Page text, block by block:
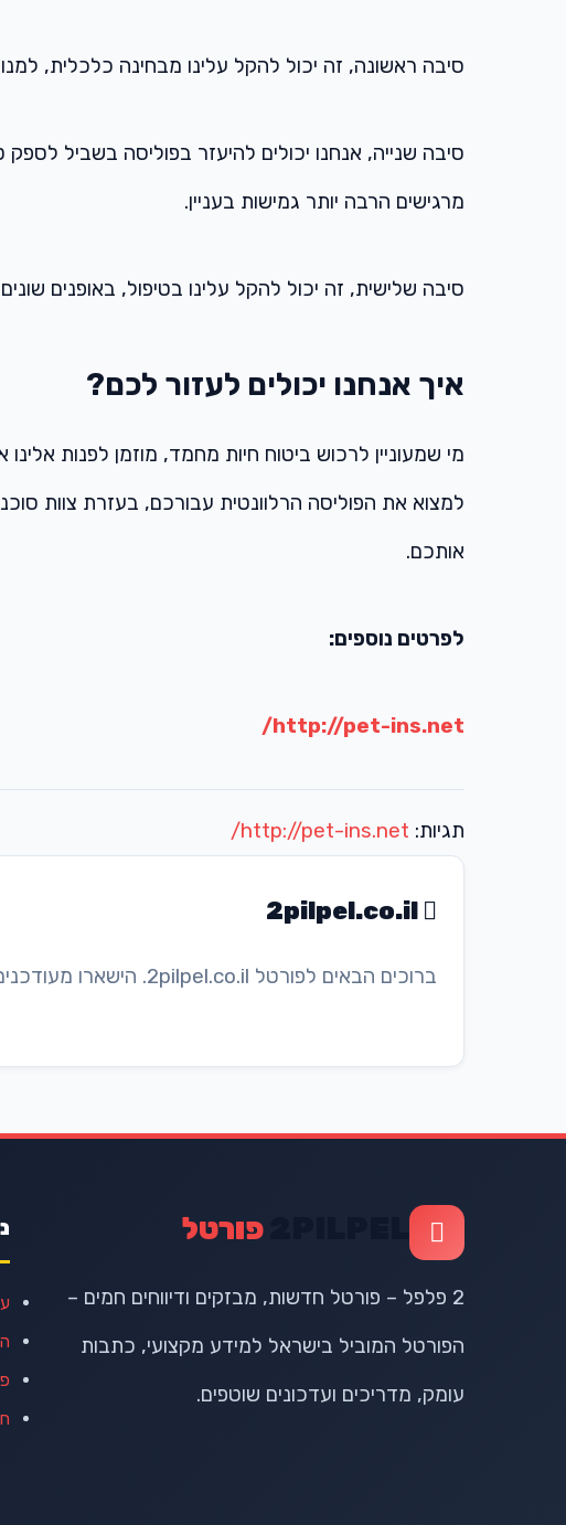
סיבה ראשונה, זה יכול להקל עלינו מבחינה כלכלית,
סיבה שנייה, אנחנו יכולים להיעזר בפוליסה בשביל
מרגישים הרבה יותר גמישות בעניין.
סיבה שלישית, זה יכול להקל עלינו בטיפול, באופנים
איך אנחנו יכולים לעזור לכם?
מי שמעוניין לרכוש ביטוח חיות מחמד, מוזמן לפנות
למצוא את הפוליסה הרלוונטית עבורכם, בעזרת צוות
אותכם.
לפרטים נוספים:
http://pet-ins.net/
תגיות: http://pet-ins.net/
ברוכים הבאים לפורטל 2pilpel.co.il. הישארו מעודכנים בכתבות ובמדריכים החדשים ביותר שלנו!
פורטל
2 פלפל – פורטל חדשות, מבזקים ודיווחים חמים –
הפורטל המוביל בישראל למידע מקצועי, כתבות
עומק, מדריכים ועדכונים שוטפים.